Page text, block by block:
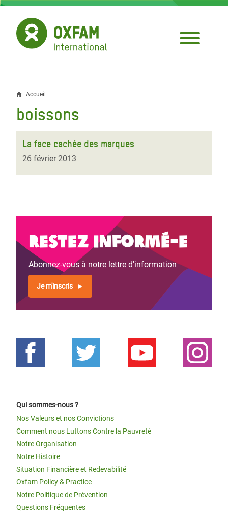
Aller
contenu
principal
Fil
d'Ariane
Accueil
boissons
La face cachée des marques
26 février 2013
Restez informé-e
Abonnez-vous à notre lettre d'information
Je m'inscris
Qui sommes-nous ?
Nos Valeurs et nos Convictions
Comment nous Luttons Contre la Pauvreté
Notre Organisation
Notre Histoire
Situation Financière et Redevabilité
Oxfam Policy & Practice
Notre Politique de Prévention
Questions Fréquentes